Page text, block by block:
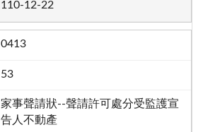
110-12-22
0413
53
家事聲請狀--聲請許可處分受監護宣
告人不動產